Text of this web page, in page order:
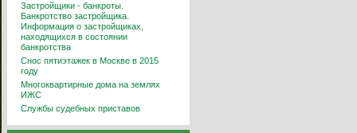
Застройщики - банкроты.
Банкротство застройщика.
Информация о застройщиках,
находящихся в состоянии
банкротства
Снос пятиэтажек в Москве в 2015
году
Многоквартирные дома на землях
ИЖС
Службы судебных приставов